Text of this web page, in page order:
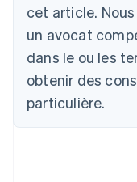
cet article.
un avocat
dans le ou les
obtenir des
particulière.
DeutschEnglish
Belgique
Nederlands Français
Brésil
PortuguêsEnglish
Bulgarie
Canada